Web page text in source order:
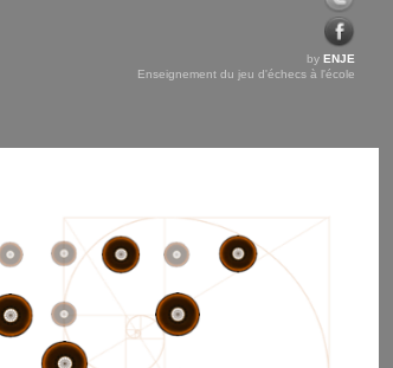
by ENJE
Enseignement du jeu d'échecs à l'école